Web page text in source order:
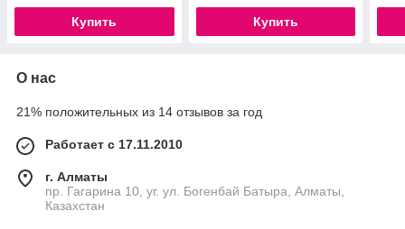
Купить Купить
О нас
21% положительных из 14 отзывов за год
Работает с 17.11.2010
г. Алматы
пр. Гагарина 10, уг. ул. Богенбай Батыра, Алматы,
Казахстан